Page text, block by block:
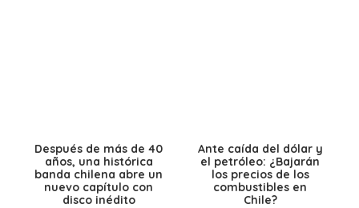
Después de más de 40
años, una histórica
banda chilena abre un
nuevo capítulo con
disco inédito
Ante caída del dólar y
el petróleo: ¿Bajarán
los precios de los
combustibles en
Chile?